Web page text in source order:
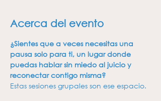
Acerca del evento
¿Sientes que a veces necesitas una
pausa solo para ti, un lugar donde
puedas hablar sin miedo al juicio y
reconectar contigo misma?
Estas sesiones grupales son ese espacio.